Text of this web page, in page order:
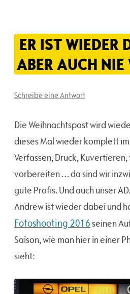
ER IST WIEDER
ABER AUCH NIE
Schreibe eine Antwort
Die Weihnachtspost wird
dieses Mal wieder komplett
Verfassen, Druck,
vorbereiten … da sind wir
gute Profis. Und auch unser
Andrew ist wieder dabei und
Fotoshooting 2016seinen
Saison, wie man hier in einer
sieht: